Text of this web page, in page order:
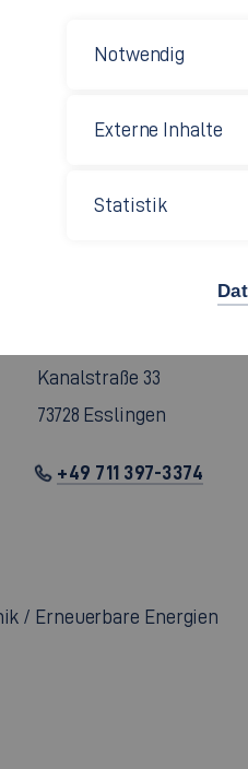
+49 7161 679-1263
Campus Esslingen
Kanalstraße 33
73728 Esslingen
+49 711 397-3374
/ Erneuerbare Energien
Notwendig
Externe Inhalte
Statistik